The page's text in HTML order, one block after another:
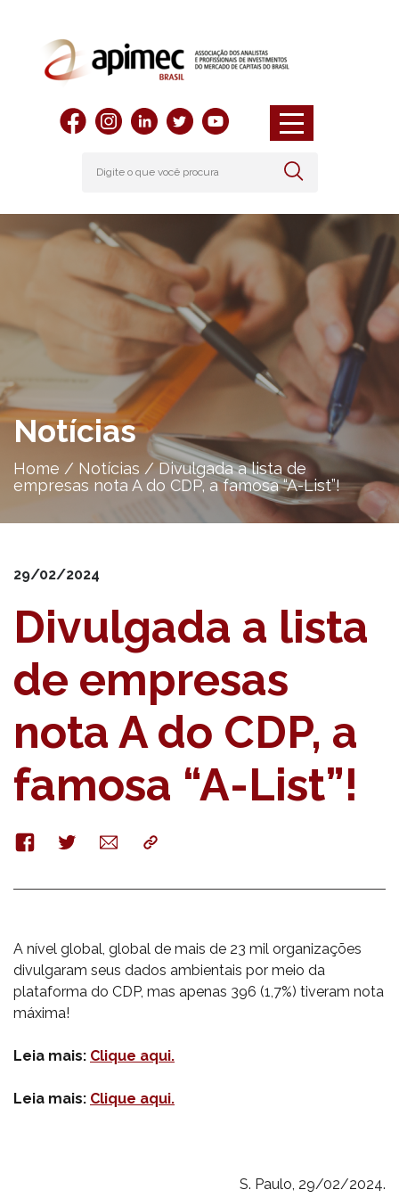
Notícias
Home / Notícias /Divulgada a lista de
empresas nota A do CDP, a famosa “A-List”!
29/02/2024
Divulgada a lista
de empresas
nota A do CDP, a
famosa “A-List”!
FacebookTwitterE-
mail
Copy
A nível global, global de mais de 23 mil organizações
divulgaram seus dados ambientais por meio da
plataforma do CDP, mas apenas 396 (1,7%) tiveram nota
máxima!
Leia mais: Clique aqui.
Leia mais: Clique aqui.
S. Paulo, 29/02/2024.